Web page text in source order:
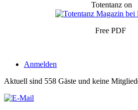
Totentanz on
Free PDF
Anmelden
Aktuell sind 558 Gäste und keine